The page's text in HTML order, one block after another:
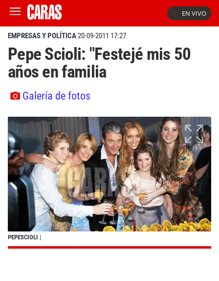
EN VIVO
EMPRESAS Y POLÍTICA20-09-2011 17:27
Pepe Scioli: "Festejé mis 50
años en familia
Galería de fotos
PEPESCIOLI |